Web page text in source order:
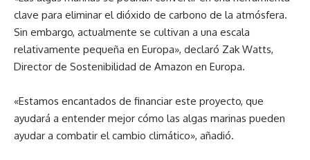
clave para eliminar el dióxido de carbono de la atmósfera.
Sin embargo, actualmente se cultivan a una escala
relativamente pequeña en Europa», declaró Zak Watts,
Director de Sostenibilidad de Amazon en Europa.
«Estamos encantados de financiar este proyecto, que
ayudará a entender mejor cómo las algas marinas pueden
ayudar a combatir el cambio climático», añadió.